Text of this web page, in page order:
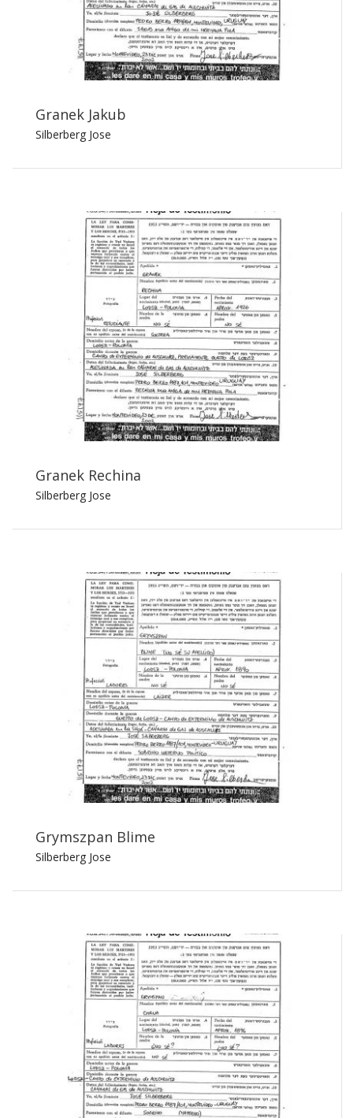
Granek Jakub
Silberberg Jose
Granek Rechina
Silberberg Jose
Grymszpan Blime
Silberberg Jose